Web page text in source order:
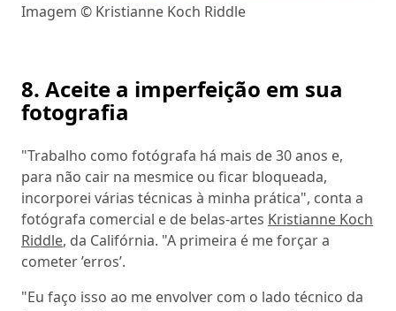
Imagem © Kristianne Koch Riddle
8. Aceite a imperfeição em sua
fotografia
"Trabalho como fotógrafa há mais de 30 anos e,
para não cair na mesmice ou ficar bloqueada,
incorporei várias técnicas à minha prática", conta a
fotógrafa comercial e de belas-artes Kristianne Koch
Riddle, da Califórnia. "A primeira é me forçar a
cometer ’erros’.
"Eu faço isso ao me envolver com o lado técnico da